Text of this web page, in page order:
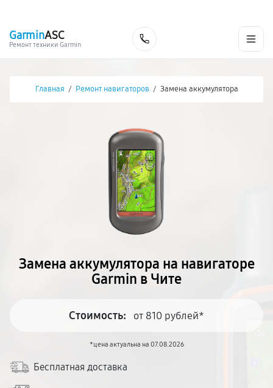
GarminASC
Ремонт техники Garmin
Главная / Ремонт навигаторов / Замена аккумулятора
Замена аккумулятора на навигаторе
Garmin в Чите
Стоимость: от 810 рублей*
*цена актуальна на 07.08.2026
Бесплатная доставка